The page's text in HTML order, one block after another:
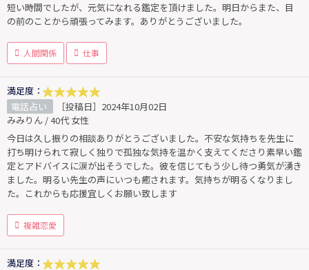
短い時間でしたが、元気になれる鑑定を頂けました。明日からまた、目
の前のことから頑張ってみます。ありがとうございました。
人間関係 仕事
満足度：
電話占い
［投稿日］2024年10月02日
みみりん / 40代 女性
今日は久し振りの相談ありがとうございました。不安な気持ちを先生に
打ち明けられて寂しく独りで孤独な気持を温かく支えてくださり素早い鑑
定とアドバイスに涙が出そうでした。彼を信じてもう少し待つ勇気が湧き
ました。明るい先生の声にいつも癒されます。気持ちが明るくなりまし
た。これからも応援宜しくお願い致します
複雑恋愛
満足度：